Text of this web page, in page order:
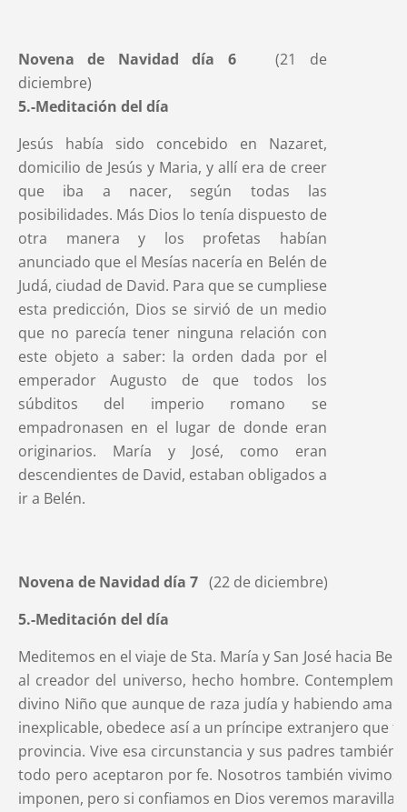
Novena de Navidad día 6(21 de
diciembre)
5.-Meditación del día
Jesús había sido concebido en Nazaret,
domicilio de Jesús y Maria, y allí era de creer
que iba a nacer, según todas las
posibilidades. Más Dios lo tenía dispuesto de
otra manera y los profetas habían
anunciado que el Mesías nacería en Belén de
Judá, ciudad de David. Para que se cumpliese
esta predicción, Dios se sirvió de un medio
que no parecía tener ninguna relación con
este objeto a saber: la orden dada por el
emperador Augusto de que todos los
súbditos del imperio romano se
empadronasen en el lugar de donde eran
originarios. María y José, como eran
descendientes de David, estaban obligados a
ir a Belén.
Novena de Navidad día 7(22 de diciembre)
5.-Meditación del día
Meditemos en el viaje de Sta. María y San José hacia
al creador del universo, hecho hombre.
divino Niño que aunque de raza judía y habiendo
inexplicable, obedece así a un príncipe extranjero que
provincia. Vive esa circunstancia y sus padres
todo pero aceptaron por fe. Nosotros también
imponen, pero si confiamos en Dios veremos maravillas.